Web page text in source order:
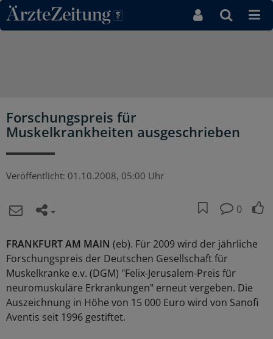
Direkt zum Inhaltsbereich
Forschungspreis für
Muskelkrankheiten ausgeschrieben
Veröffentlicht: 01.10.2008, 05:00 Uhr
0
FRANKFURT AM MAIN (eb). Für 2009 wird der jährliche
Forschungspreis der Deutschen Gesellschaft für
Muskelkranke e.v. (DGM) "Felix-Jerusalem-Preis für
neuromuskuläre Erkrankungen" erneut vergeben. Die
Auszeichnung in Höhe von 15 000 Euro wird von Sanofi
Aventis seit 1996 gestiftet.